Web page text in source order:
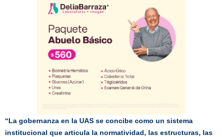
“La gobernanza en la UAS se concibe como un sistema
institucional que articula la normatividad, las estructuras, las